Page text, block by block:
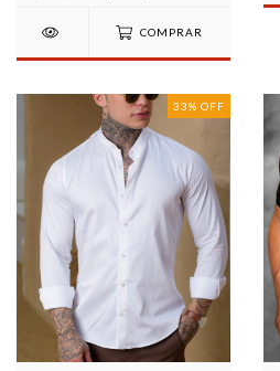
COMPRAR
33% OFF